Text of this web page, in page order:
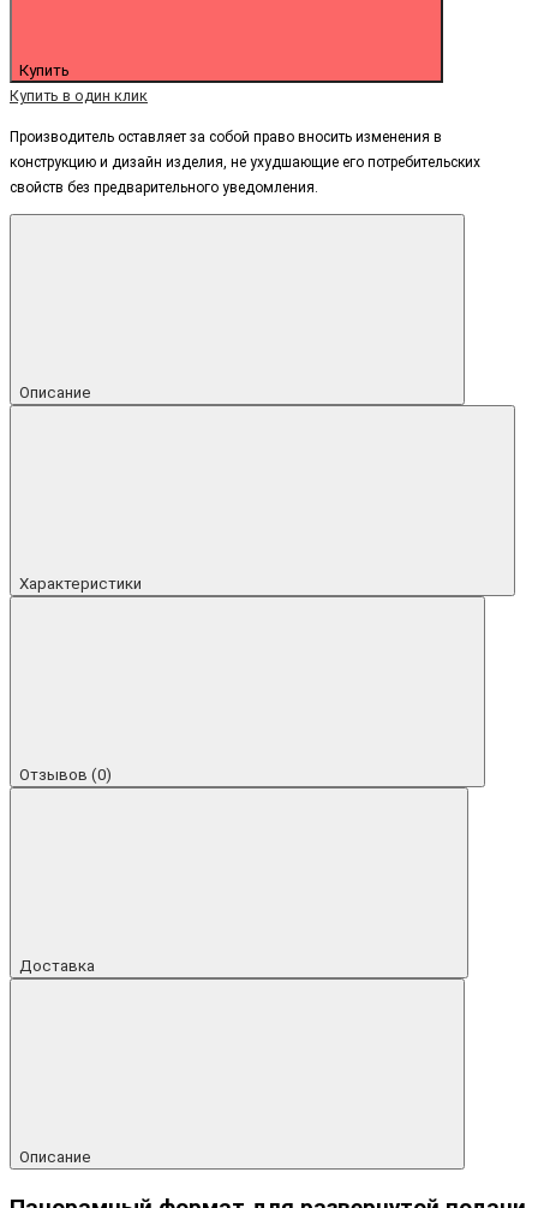
Купить
Купить в один клик
Производитель оставляет за собой право вносить изменения в
конструкцию и дизайн изделия, не ухудшающие его потребительских
свойств без предварительного уведомления.
Описание
Характеристики
Отзывов (0)
Доставка
Описание